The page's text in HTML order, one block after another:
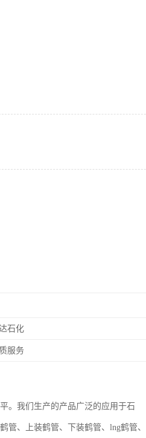
石化
服务
。我们生产的产品广泛的应用于石
管、上装鹤管、下装鹤管、lng鹤管、